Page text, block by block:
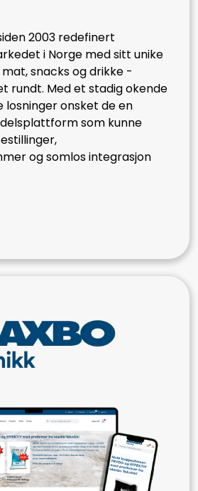
2003 redefinert
i Norge med sitt unike
snacks og drikke -
rundt. Med et stadig okende
losninger onsket de en
som kunne
og somlos integrasjon